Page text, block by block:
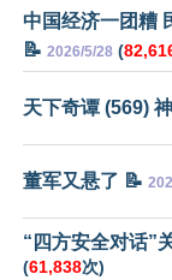
中国经济一团糟
📝 2026/5/28 (
天下奇谭 (569)
董军又悬了 📝
“四方安全对话”
(61,838次)